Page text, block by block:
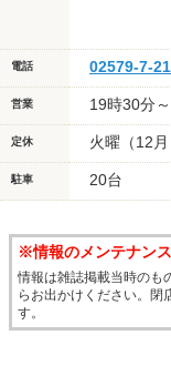
電話 02579-7-
営業 19時30分
定休 火曜（12月
駐車 20台
※情報のメンテナン
情報は雑誌掲載当時のも
らお出かけください。閉
す。